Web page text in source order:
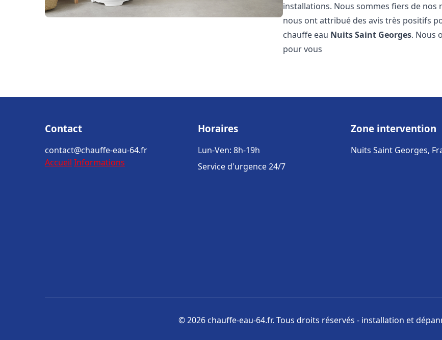
installations. Nous sommes fiers de
nous ont attribué des avis très positifs
chauffe eau Nuits Saint Georges. Nous
pour vous
Contact
contact@chauffe-eau-64.fr
Accueil Informations
Horaires
Lun-Ven: 8h-19h
Service d'urgence 24/7
Zone intervention
Nuits Saint Georges,
© 2026 chauffe-eau-64.fr. Tous droits réservés - installation et